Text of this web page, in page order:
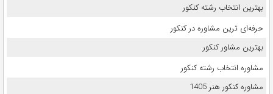
بهترین انتخاب رشته کنکور
حرفه‌ای ترین مشاوره در کنکور
بهترین مشاور کنکور
مشاوره انتخاب رشته کنکور
مشاوره کنکور هنر 1405